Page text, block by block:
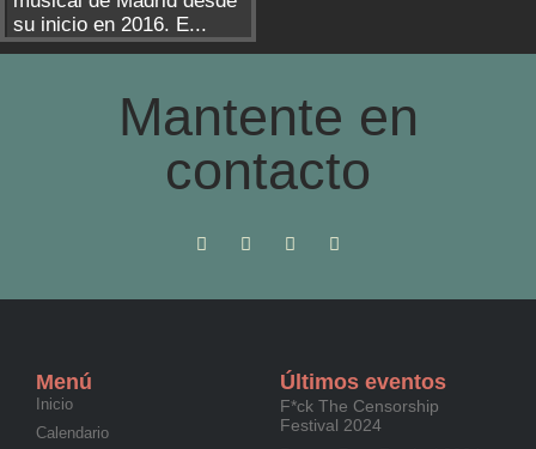
su inicio en 2016. E...
Mantente en
contacto
Menú
Inicio
Calendario
Últimos eventos
F*ck The Censorship
Festival 2024